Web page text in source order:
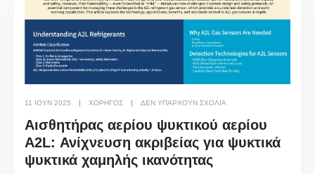
11 ΙΟΥΝ 2025 ΧΟΡΗΓΌΣ ΔΕΝ ΥΠΆΡΧΟΥΝ ΣΧΌΛΙΑ
Αισθητήρας αερίου ψυκτικού αερίου
A2L: Ανίχνευση ακριβείας για ψυκτικά
ψυκτικά χαμηλής ικανότητας